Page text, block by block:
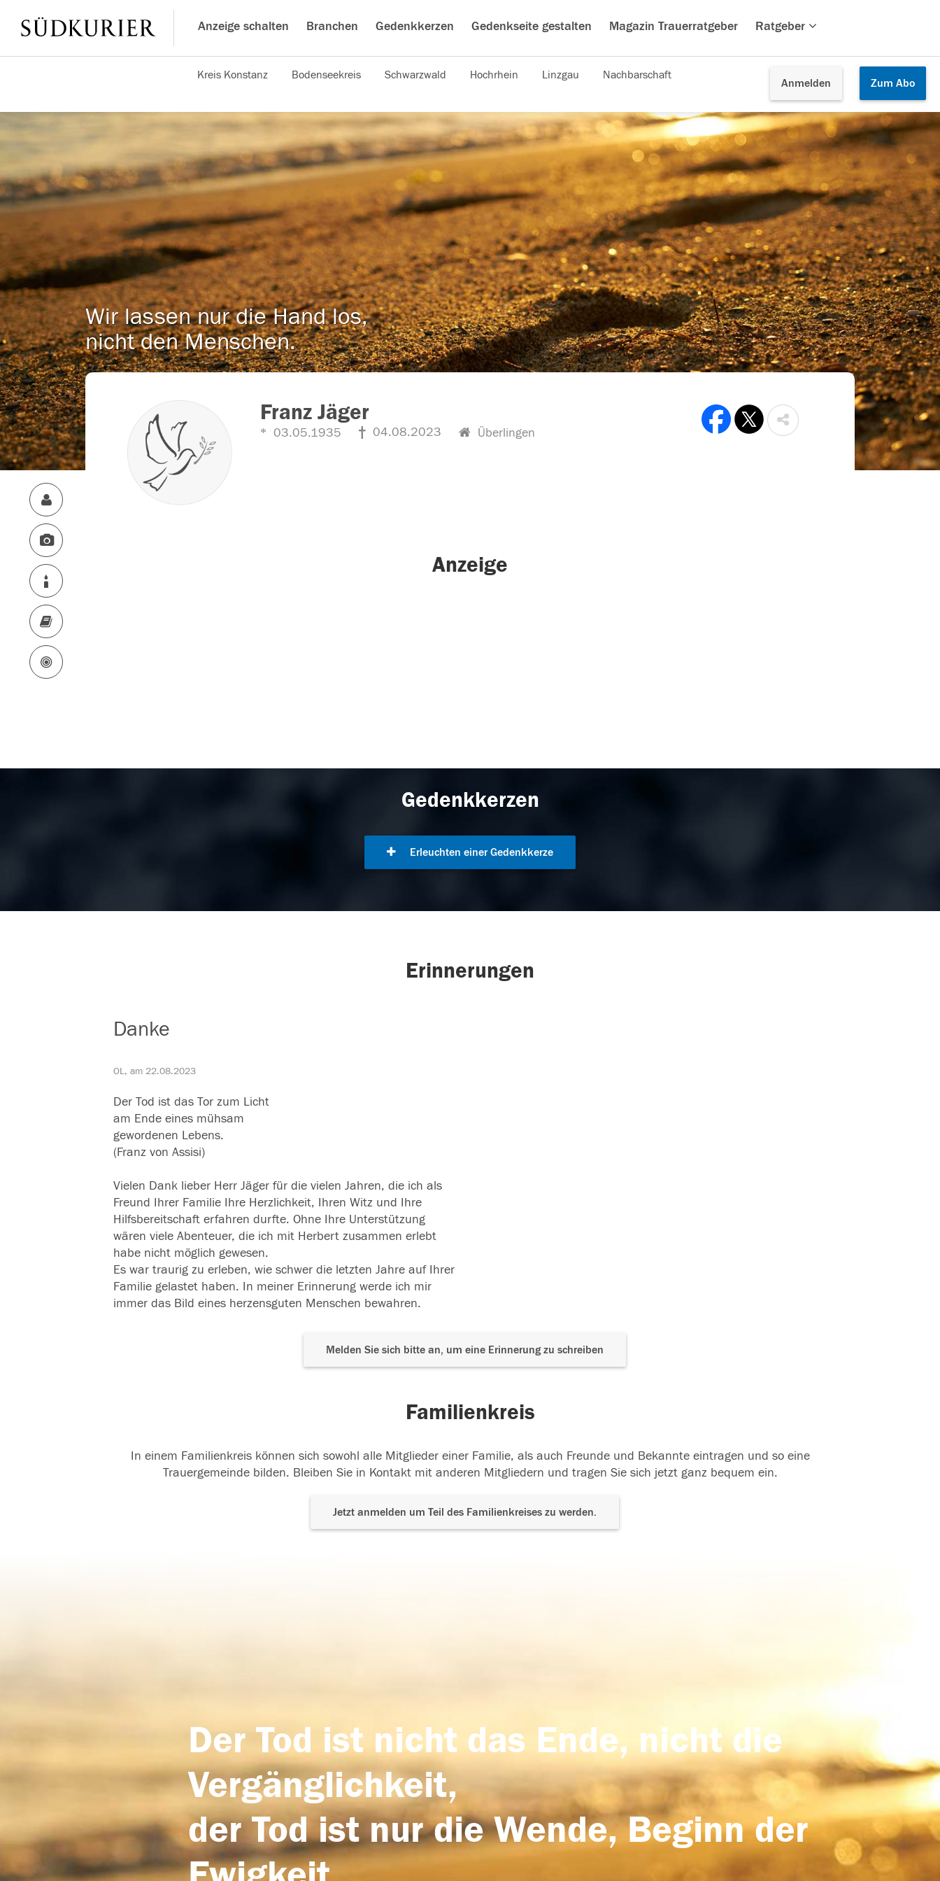
Anzeige schalten Branchen Gedenkkerzen Gedenkseite gestalten Magazin Trauerratgeber Ratgeber
Anmelden Zum Abo
Kreis Konstanz Bodenseekreis Schwarzwald Hochrhein Linzgau Nachbarschaft
Wir lassen nur die Hand los,
nicht den Menschen.
Franz Jäger
03.05.1935 04.08.2023 Überlingen
Anzeige
Gedenkkerzen
Erleuchten einer Gedenkkerze
Erinnerungen
Danke
OL, am 22.08.2023
Der Tod ist das Tor zum Licht
am Ende eines mühsam
gewordenen Lebens.
(Franz von Assisi)
Vielen Dank lieber Herr Jäger für die vielen Jahren, die ich als
Freund Ihrer Familie Ihre Herzlichkeit, Ihren Witz und Ihre
Hilfsbereitschaft erfahren durfte. Ohne Ihre Unterstützung
wären viele Abenteuer, die ich mit Herbert zusammen erlebt
habe nicht möglich gewesen.
Es war traurig zu erleben, wie schwer die letzten Jahre auf Ihrer
Familie gelastet haben. In meiner Erinnerung werde ich mir
immer das Bild eines herzensguten Menschen bewahren.
Melden Sie sich bitte an, um eine Erinnerung zu schreiben
Familienkreis
In einem Familienkreis können sich sowohl alle Mitglieder einer Familie, als auch Freunde und Bekannte eintragen und so eine
Trauergemeinde bilden. Bleiben Sie in Kontakt mit anderen Mitgliedern und tragen Sie sich jetzt ganz bequem ein.
Jetzt anmelden um Teil des Familienkreises zu werden.
Der Tod ist nicht das Ende, nicht die
Vergänglichkeit,
der Tod ist nur die Wende, Beginn der